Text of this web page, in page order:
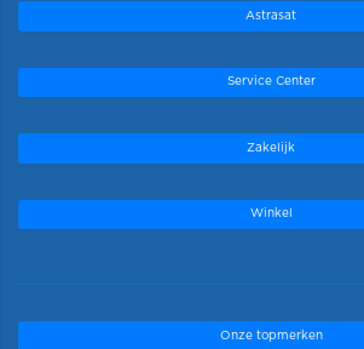
Astrasat
Service Center
Zakelijk
Winkel
Onze topmerken